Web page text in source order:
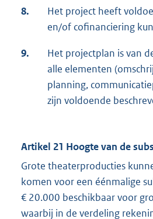
8.
Het project heeft
en/of cofinanciering
9.
Het projectplan is van
alle elementen
planning,
zijn voldoende
Artikel 21 Hoogte van de
Grote theaterproducties
komen voor een éénmalige
€ 20.000 beschikbaar voor
waarbij in de verdeling